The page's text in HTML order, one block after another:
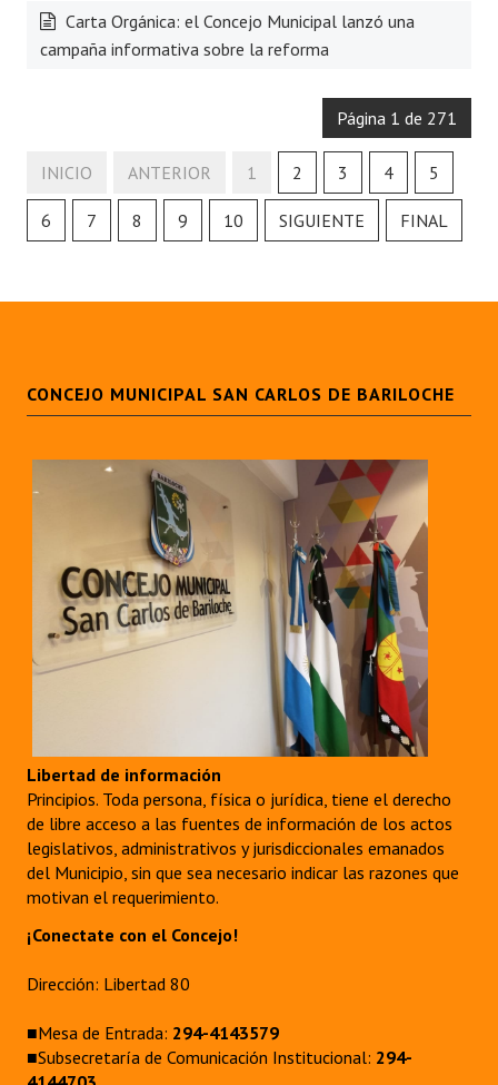
Carta Orgánica: el Concejo Municipal lanzó una
campaña informativa sobre la reforma
Página 1 de 271
INICIO ANTERIOR 1 2 3 4 5
6 7 8 9 10 SIGUIENTE FINAL
CONCEJO MUNICIPAL SAN CARLOS DE BARILOCHE
Libertad de información
Principios. Toda persona, física o jurídica, tiene el derecho
de libre acceso a las fuentes de información de los actos
legislativos, administrativos y jurisdiccionales emanados
del Municipio, sin que sea necesario indicar las razones que
motivan el requerimiento.
¡Conectate con el Concejo!
Dirección: Libertad 80
■Mesa de Entrada: 294-4143579
■Subsecretaría de Comunicación Institucional: 294-